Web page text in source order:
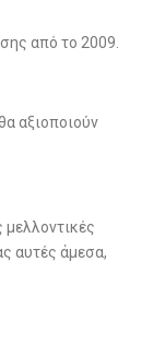
από το 2009.
αξιοποιούν
αυτές άμεσα,